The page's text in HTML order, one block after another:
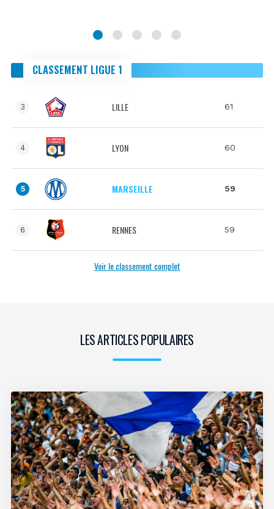
CLASSEMENT LIGUE 1
3 LILLE 61
4 LYON 60
5 MARSEILLE 59
6 RENNES 59
Voir le classement complet
LES ARTICLES POPULAIRES